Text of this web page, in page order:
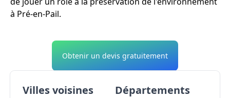
à Pré-en-Pail.
Obtenir un devis gratuitement
Villes voisines Départements